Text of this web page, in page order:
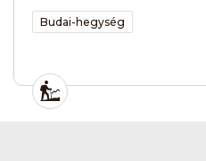
Budai-hegység